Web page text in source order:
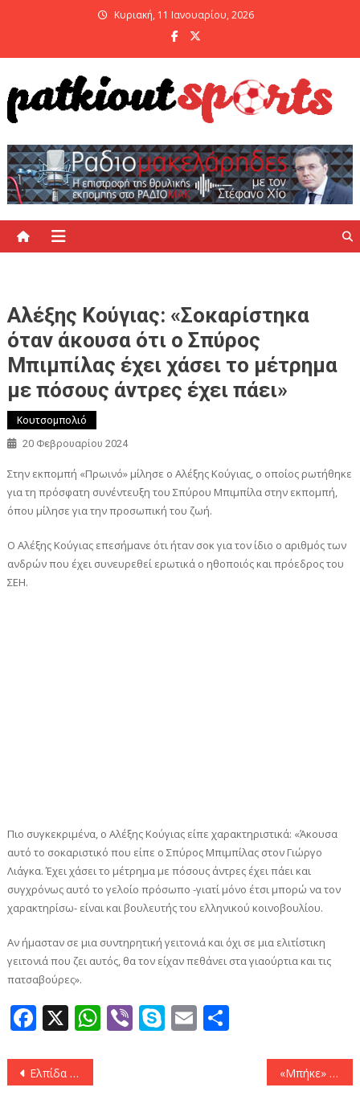
Κυριακή, 11 Ιανουαρίου, 2026
Αλέξης Κούγιας: «Σοκαρίστηκα
όταν άκουσα ότι ο Σπύρος
Μπιμπίλας έχει χάσει το μέτρημα
με πόσους άντρες έχει πάει»
Κουτσομπολιό
20 Φεβρουαρίου 2024
Στην εκπομπή «Πρωινό» μίλησε ο Αλέξης Κούγιας, ο οποίος ρωτήθηκε
για τη πρόσφατη συνέντευξη του Σπύρου Μπιμπίλα στην εκπομπή,
όπου μίλησε για την προσωπική του ζωή.
Ο Αλέξης Κούγιας επεσήμανε ότι ήταν σοκ για τον ίδιο ο αριθμός των
ανδρών που έχει συνευρεθεί ερωτικά ο ηθοποιός και πρόεδρος του
ΣΕΗ.
Πιο συγκεκριμένα, ο Αλέξης Κούγιας είπε χαρακτηριστικά: «Άκουσα
αυτό το σοκαριστικό που είπε ο Σπύρος Μπιμπίλας στον Γιώργο
Λιάγκα. Έχει χάσει το μέτρημα με πόσους άντρες έχει πάει και
συγχρόνως αυτό το γελοίο πρόσωπο -γιατί μόνο έτσι μπορώ να τον
χαρακτηρίσω- είναι και βουλευτής του ελληνικού κοινοβουλίου.
Αν ήμασταν σε μια συντηρητική γειτονιά και όχι σε μια ελιτίστικη
γειτονιά που ζει αυτός, θα τον είχαν πεθάνει στα γιαούρτια και τις
πατσαβούρες».
Facebook
X WhatsApp
ViberSkype
Email
Πλοήγηση
Ελπίδα Νίνου: Πού εργάζεται η σύζυγος του Πέτρου Φιλιππίδη; «Μπήκε» ο Ζουλ στις προπονήσεις του Άρη